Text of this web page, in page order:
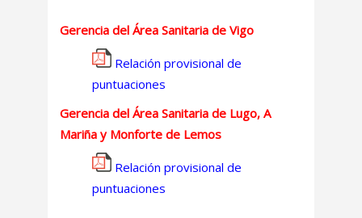
Gerencia del Área Sanitaria de Vigo
Relación provisional de
puntuaciones
Gerencia del Área Sanitaria de Lugo, A
Mariña y Monforte de Lemos
Relación provisional de
puntuaciones